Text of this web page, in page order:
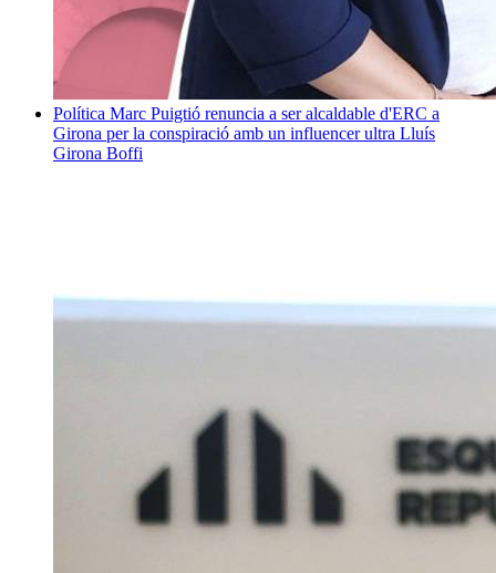
Política Marc Puigtió renuncia a ser alcaldable d'ERC a
Girona per la conspiració amb un influencer ultra Lluís
Girona Boffi